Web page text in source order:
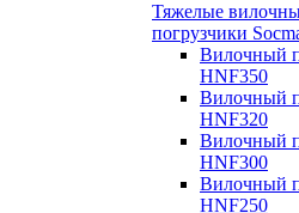
Тяжелые
погрузчики
Вилочный
HNF350
Вилочный
HNF320
Вилочный
HNF300
Вилочный
HNF250